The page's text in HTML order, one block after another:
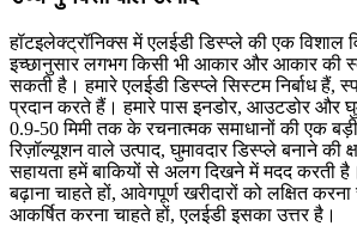
हॉटइलेक्ट्रॉनिक्स में एलईडी डिस्प्ले की एक विशाल
इच्छानुसार लगभग किसी भी आकार और आकार की
सकती है। हमारे एलईडी डिस्प्ले सिस्टम निर्बाध हैं,
प्रदान करते हैं। हमारे पास इनडोर, आउटडोर और
0.9-50 मिमी तक के रचनात्मक समाधानों की एक
रिज़ॉल्यूशन वाले उत्पाद, घुमावदार डिस्प्ले बनाने की
सहायता हमें बाकियों से अलग दिखने में मदद करती
बढ़ाना चाहते हों, आवेगपूर्ण खरीदारों को लक्षित
आकर्षित करना चाहते हों, एलईडी इसका उत्तर है।